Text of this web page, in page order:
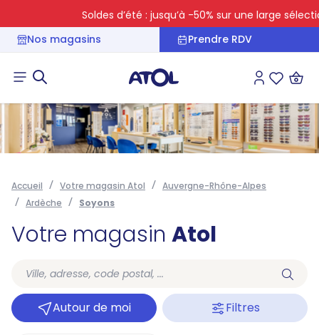
Soldes d’été : jusqu’à -50% sur une large sélection
Nos magasins
Prendre RDV
Connexion
Accueil Votre magasin Atol
Auvergne-Rhône-Alpes
Ardèche
Soyons
Votre magasin Atol
Autour de moi Filtres